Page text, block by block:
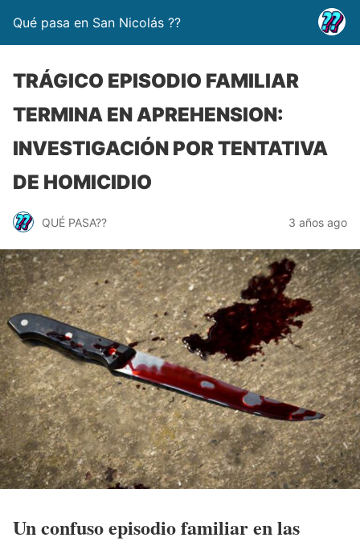
Qué pasa en San Nicolás ??
TRÁGICO EPISODIO FAMILIAR
TERMINA EN APREHENSION:
INVESTIGACIÓN POR TENTATIVA
DE HOMICIDIO
QUÉ PASA?? 3 años ago
Un confuso episodio familiar en las